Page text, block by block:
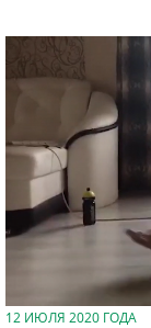
12 ИЮЛЯ 2020 ГОДА